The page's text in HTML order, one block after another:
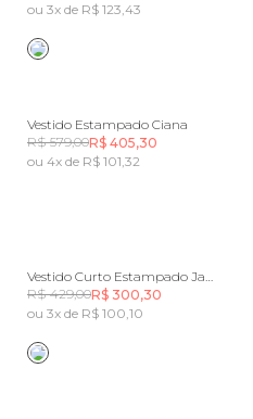
ou 3x de R$ 123,43
Vestido Estampado Ciana
R$ 579,00R$ 405,30
ou 4x de R$ 101,32
Vestido Curto Estampado Jardim De Amora
R$ 429,00R$ 300,30
ou 3x de R$ 100,10